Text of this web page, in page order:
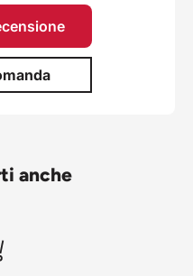
anche